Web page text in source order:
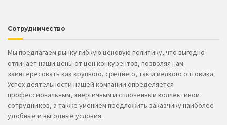
Сотрудничество
Мы предлагаем рынку гибкую ценовую политику, что выгодно
отличает наши цены от цен конкурентов, позволяя нам
заинтересовать как крупного, среднего, так и мелкого оптовика.
Успех деятельности нашей компании определяется
профессиональным, энергичным и сплоченным коллективом
сотрудников, а также умением предложить заказчику наиболее
удобные и выгодные условия.